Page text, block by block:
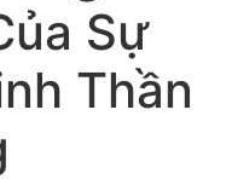
Sự
Thần